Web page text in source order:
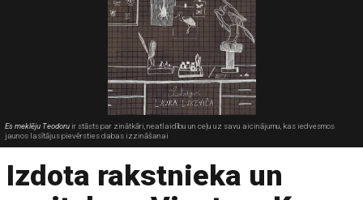
Es meklēju Teodoruir stāsts par zinātkāri, neatlaidību un ceļu uz savu aicinājumu, kas iedvesmos
jaunos lasītājus pievērsties dabas izzināšanai
Izdota rakstnieka un